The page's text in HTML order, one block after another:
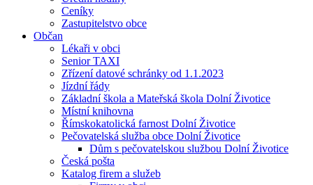
Ceníky
Zastupitelstvo obce
Občan
Lékaři v obci
Senior TAXI
Zřízení datové schránky od 1.1.2023
Jízdní řády
Základní škola a Mateřská škola Dolní Životice
Místní knihovna
Římskokatolická farnost Dolní Životice
Pečovatelská služba obce Dolní Životice
Dům s pečovatelskou službou Dolní Životice
Česká pošta
Katalog firem a služeb